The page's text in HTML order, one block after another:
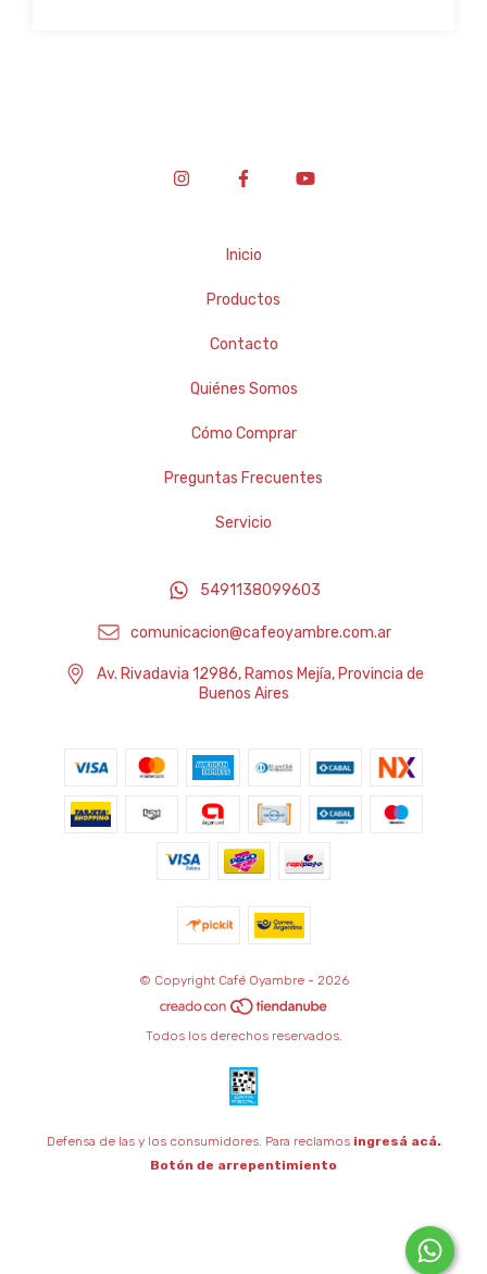
Inicio
Productos
Contacto
Quiénes Somos
Cómo Comprar
Preguntas Frecuentes
Servicio
5491138099603
comunicacion@cafeoyambre.com.ar
Av. Rivadavia 12986, Ramos Mejía, Provincia de
Buenos Aires
© Copyright Café Oyambre - 2026
Todos los derechos reservados.
Defensa de las y los consumidores. Para reclamos ingresá acá.
Botón de arrepentimiento